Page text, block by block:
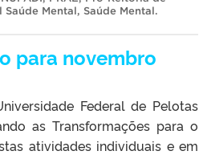
Saúde Mental, Saúde Mental.
para novembro
Federal de Pelotas
as Transformações para o
atividades individuais e em